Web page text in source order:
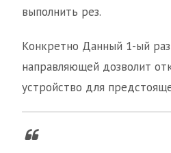
выполнить рез.
Конкретно Данный 1-ый
направляющей дозволит
устройство для